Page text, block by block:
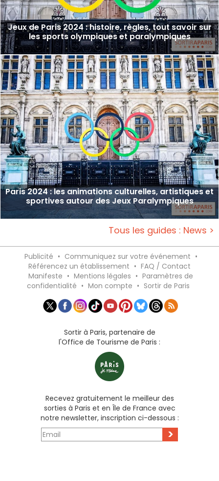
Jeux de Paris 2024 : histoire, règles, tout savoir sur
les sports olympiques et paralympiques
Paris 2024 : les animations culturelles, artistiques et
sportives autour des Jeux Paralympiques
Tous les guides : News >
Publicité • Communiquez sur votre événement •
Référencez un établissement • FAQ / Contact
Manifeste • Mentions légales • Paramètres de
confidentialité • Mon compte • Sortir de Paris
Sortir à Paris, partenaire de
l'Office de Tourisme de Paris :
Recevez gratuitement le meilleur des
sorties à Paris et en Île de France avec
notre newsletter, inscription ci-dessous :
>